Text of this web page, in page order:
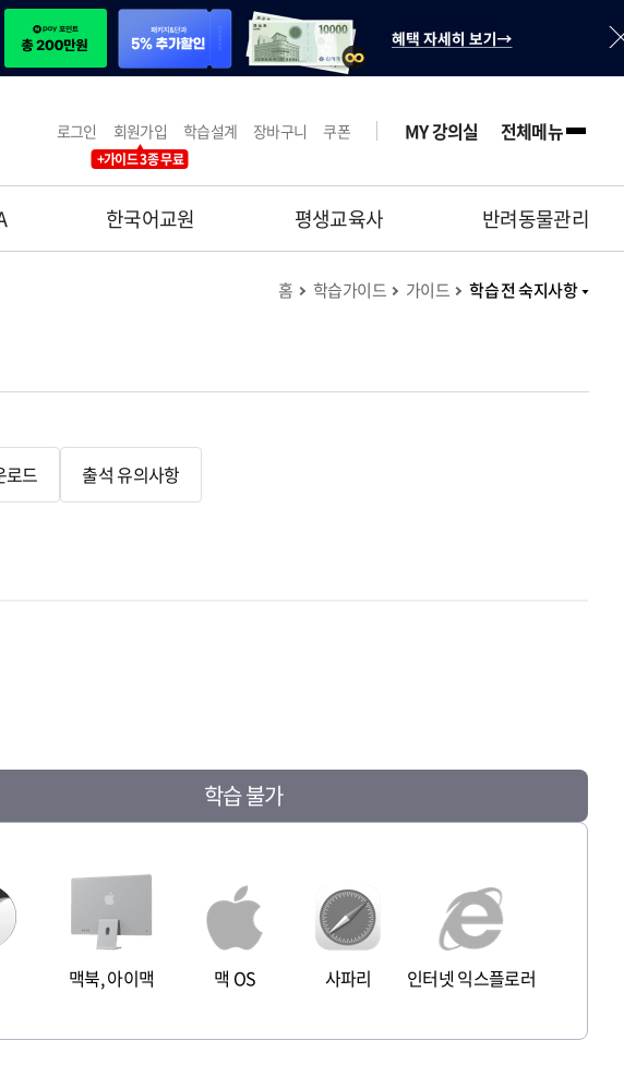
로그인 회원가입
+가이드 3종 무료
학습설계 장바구니 쿠폰 MY 강의실 전체메뉴
한국어교원 평생교육사 반려동물관리
홈 학습가이드 가이드 학습 전 숙지사항
로드 출석 유의사항
학습 불가
맥북, 아이맥 맥 OS 사파리 인터넷 익스플로러